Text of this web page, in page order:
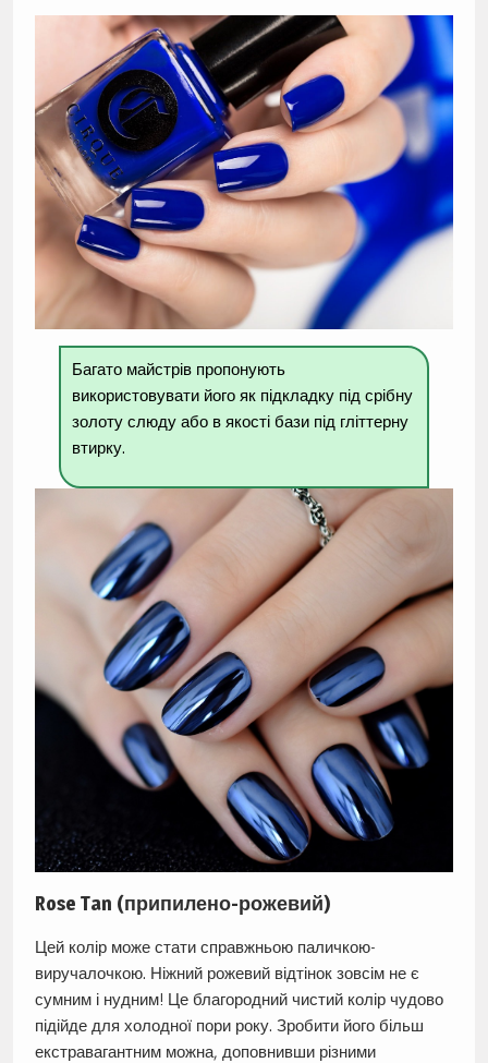
Багато майстрів пропонують
використовувати його як підкладку під срібну
золоту слюду або в якості бази під гліттерну
втирку.
Rose Tan (припилено-рожевий)
Цей колір може стати справжньою паличкою-
виручалочкою. Ніжний рожевий відтінок зовсім не є
сумним і нудним! Це благородний чистий колір чудово
підійде для холодної пори року. Зробити його більш
екстравагантним можна, доповнивши різними